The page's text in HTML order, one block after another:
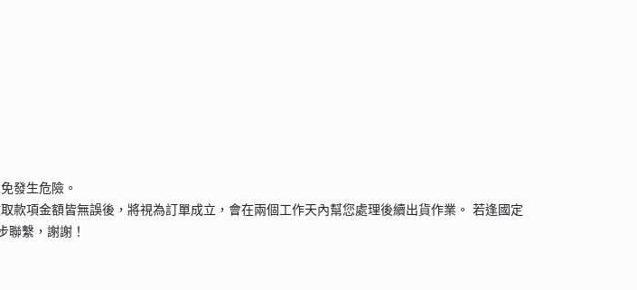
發生危險。
項金額皆無誤後，將視為訂單成立，會在兩個工作天內幫您處理後續出貨作業。 若逢國定
聯繫，謝謝！